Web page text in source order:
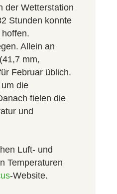
der Wetterstation
Stunden konnte
Allein an
mm,
Februar üblich.
die
fielen die
und
Luft- und
Temperaturen
-Website.